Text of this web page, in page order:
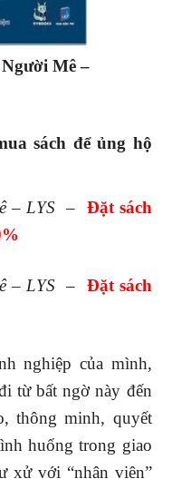
Mê –
sách để ủng hộ
– LYS – Đặt sách
– LYS – Đặt sách
nghiệp của mình,
từ bất ngờ này đến
thông minh, quyết
huống trong giao
xử với “nhân viên”